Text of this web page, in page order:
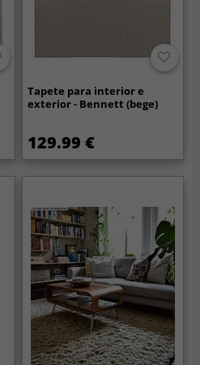
Tapete para interior e
exterior - Bennett (bege)
129.99 €